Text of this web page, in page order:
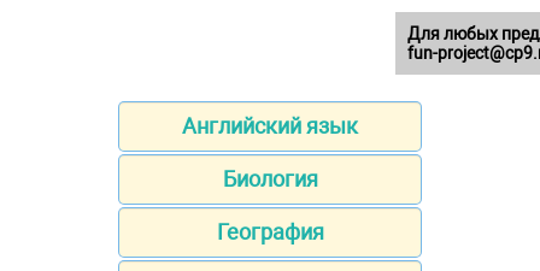
Английский язык
Биология
География
Для любых
fun-